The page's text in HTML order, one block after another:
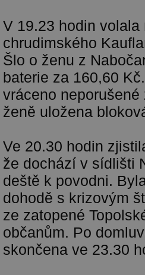
V 19.23 hodin
chrudimského
Šlo o ženu z
baterie za 160,60
vráceno
ženě uložena
Ve 20.30 hodin
že dochází v sídlišti
deště k povodni.
dohodě s krizovým
ze zatopené
občanům. Po
skončena ve 23.30